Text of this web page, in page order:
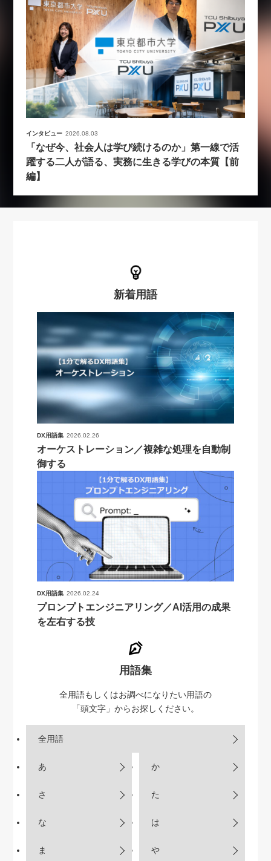
インタビュー 2026.08.03
「なぜ今、社会人は学び続けるのか」第一線で活
躍する二人が語る、実務に生きる学びの本質【前
編】
新着用語
DX用語集 2026.02.26
オーケストレーション／複雑な処理を自動制
御する
DX用語集 2026.02.24
プロンプトエンジニアリング／AI活用の成果
を左右する技
用語集
全用語もしくはお調べになりたい用語の
「頭文字」からお探しください。
全用語
あ か
さ た
な は
ま や